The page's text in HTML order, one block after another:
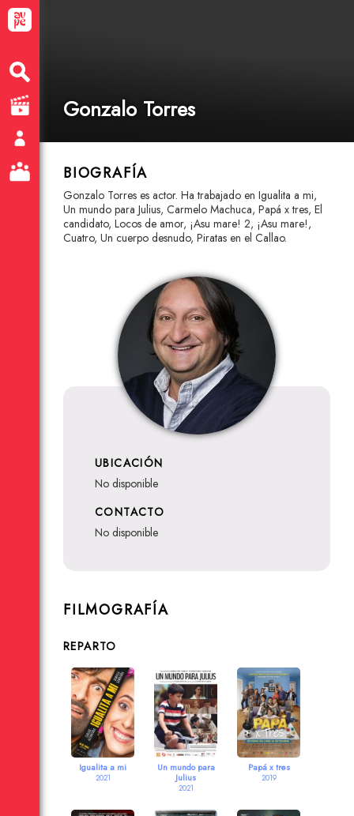
Gonzalo Torres
BIOGRAFÍA
Gonzalo Torres es actor. Ha trabajado en Igualita a mi,
Un mundo para Julius, Carmelo Machuca, Papá x tres, El
candidato, Locos de amor, ¡Asu mare! 2, ¡Asu mare!,
Cuatro, Un cuerpo desnudo, Piratas en el Callao.
UBICACIÓN
no disponible
CONTACTO
no disponible
FILMOGRAFÍA
REPARTO
Igualita a mi
2021
Un mundo para
Julius
2021
Papá x tres
2019